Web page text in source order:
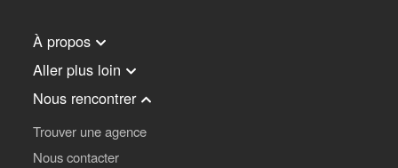
À propos
Aller plus loin
Nous rencontrer
Trouver une agence
Nous contacter